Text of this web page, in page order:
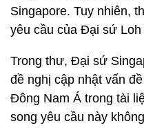
Singapore. Tuy nhiên,
yêu cầu của Đại sứ
Trong thư, Đại sứ
đề nghị cập nhật vấn
Đông Nam Á trong tài
song yêu cầu này